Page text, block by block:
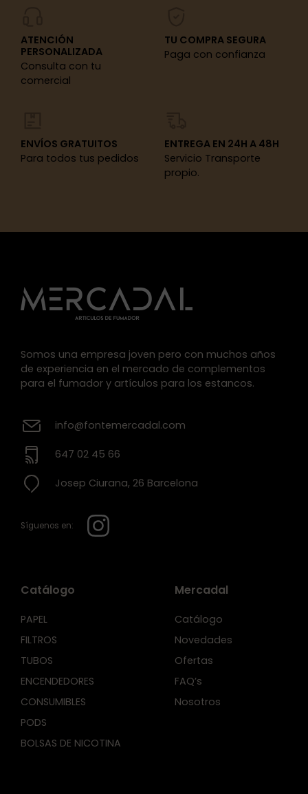
ATENCIÓN
PERSONALIZADA
Consulta con tu
comercial
TU COMPRA SEGURA
Paga con confianza
ENVÍOS GRATUITOS
Para todos tus pedidos
ENTREGA EN 24H A 48H
Servicio Transporte
propio.
Somos una empresa joven pero con muchos años
de experiencia en el mercado de complementos
para el fumador y artículos para los estancos.
info@fontemercadal.com
647 02 45 66
Josep Ciurana, 26 Barcelona
Síguenos en:
Catálogo
PAPEL
FILTROS
TUBOS
ENCENDEDORES
CONSUMIBLES
PODS
BOLSAS DE NICOTINA
Mercadal
Catálogo
Novedades
Ofertas
FAQ’s
Nosotros